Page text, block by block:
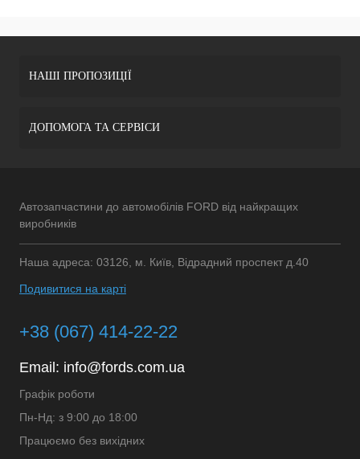
НАШІ ПРОПОЗИЦІЇ
ДОПОМОГА ТА СЕРВІСИ
Автозапчастини до автомобілів FORD від найкращих
виробників
Наша адреса: 03126, м. Київ, Відрадний проспект д.40
Подивитися на карті
+38 (067) 414-22-22
Email: info@fords.com.ua
Графік роботи
Пн-Нд: з 9:00 до 18:00
Працюємо без вихідних